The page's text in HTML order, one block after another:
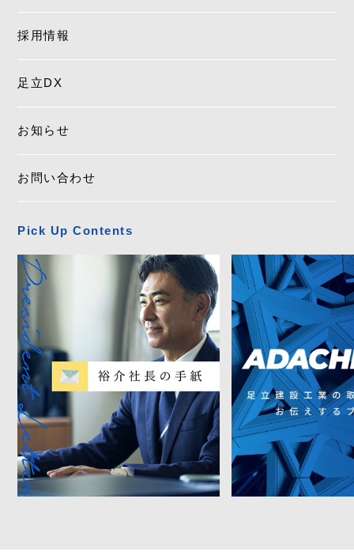
採用情報
足立DX
お知らせ
お問い合わせ
Pick Up Contents